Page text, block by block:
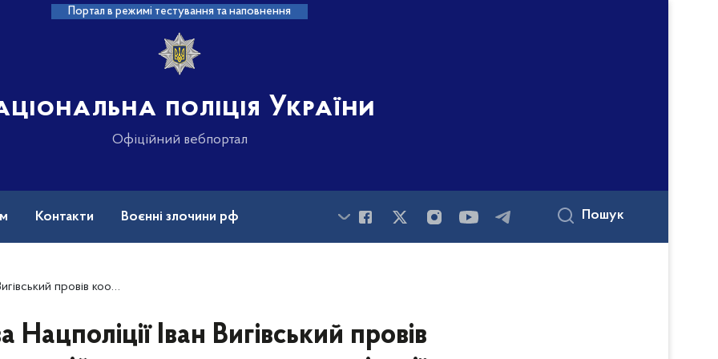
Портал в режимі тестування та наповнення
поліція України
Офіційний вебпортал
Контакти Воєнні злочини рф Пошук
роботи підрозділів поліції під час Рош га-Шана
Нацполіції Іван Вигівський провів